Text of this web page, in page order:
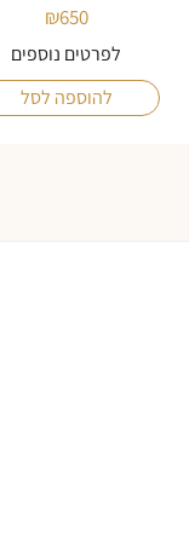
₪650
לפרטים נוספים
להוספה לסל